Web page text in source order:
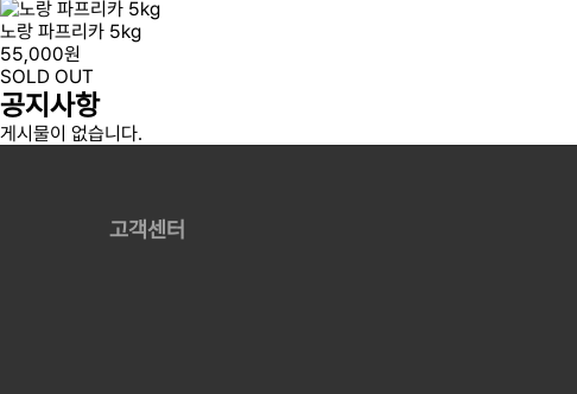
노랑 파프리카 5kg
55,000원
SOLD OUT
공지 사항
게시물이 없습니다.
고객센터